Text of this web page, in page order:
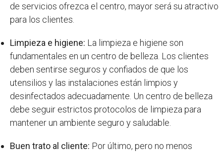
de servicios ofrezca el centro, mayor será su atractivo
para los clientes.
Limpieza e higiene: La limpieza e higiene son
fundamentales en un centro de belleza. Los clientes
deben sentirse seguros y confiados de que los
utensilios y las instalaciones están limpios y
desinfectados adecuadamente. Un centro de belleza
debe seguir estrictos protocolos de limpieza para
mantener un ambiente seguro y saludable.
Buen trato al cliente: Por último, pero no menos